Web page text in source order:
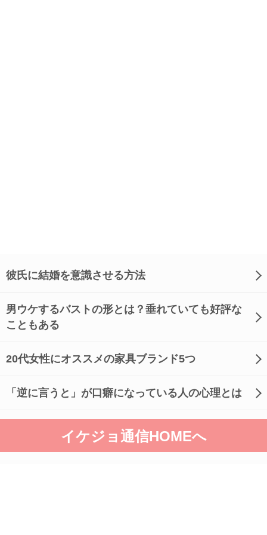
彼氏に結婚を意識させる方法
男ウケするバストの形とは？垂れていても好評な
こともある
20代女性にオススメの家具ブランド5つ
「逆に言うと」が口癖になっている人の心理とは
イケジョ通信HOMEへ